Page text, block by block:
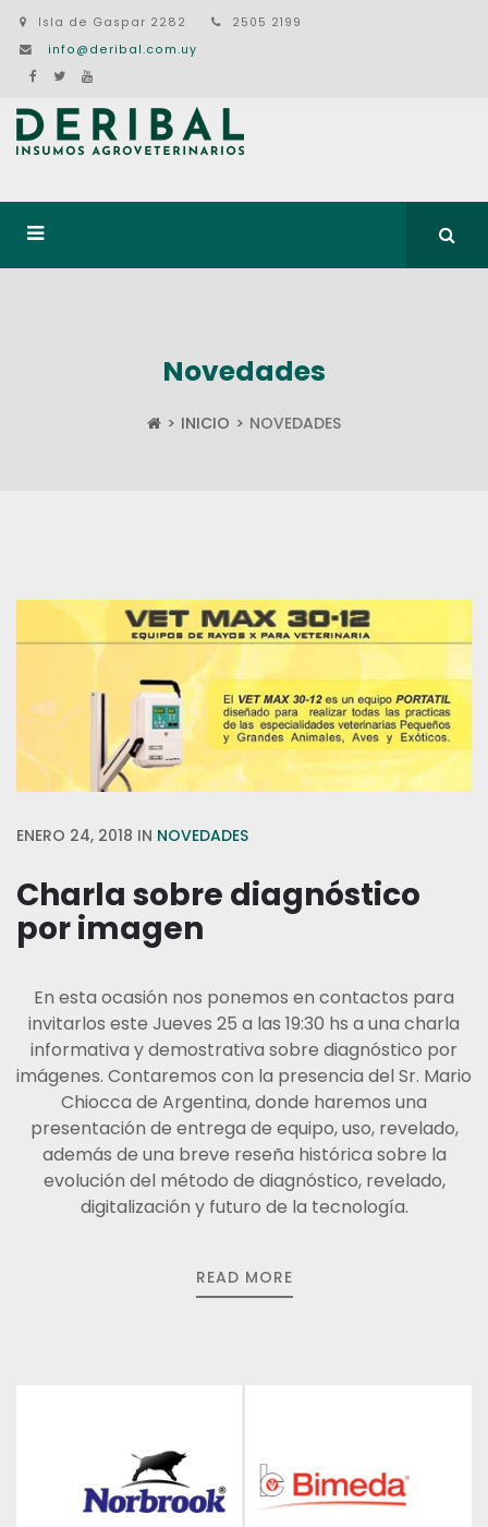
Isla de Gaspar 2282
2505 2199
info@deribal.com.uy
Novedades
INICIO NOVEDADES
ENERO 24, 2018 IN NOVEDADES
Charla sobre diagnóstico
por imagen
En esta ocasión nos ponemos en contactos para
invitarlos este Jueves 25 a las 19:30 hs a una charla
informativa y demostrativa sobre diagnóstico por
imágenes. Contaremos con la presencia del Sr. Mario
Chiocca de Argentina, donde haremos una
presentación de entrega de equipo, uso, revelado,
además de una breve reseña histórica sobre la
evolución del método de diagnóstico, revelado,
digitalización y futuro de la tecnología.
READ MORE